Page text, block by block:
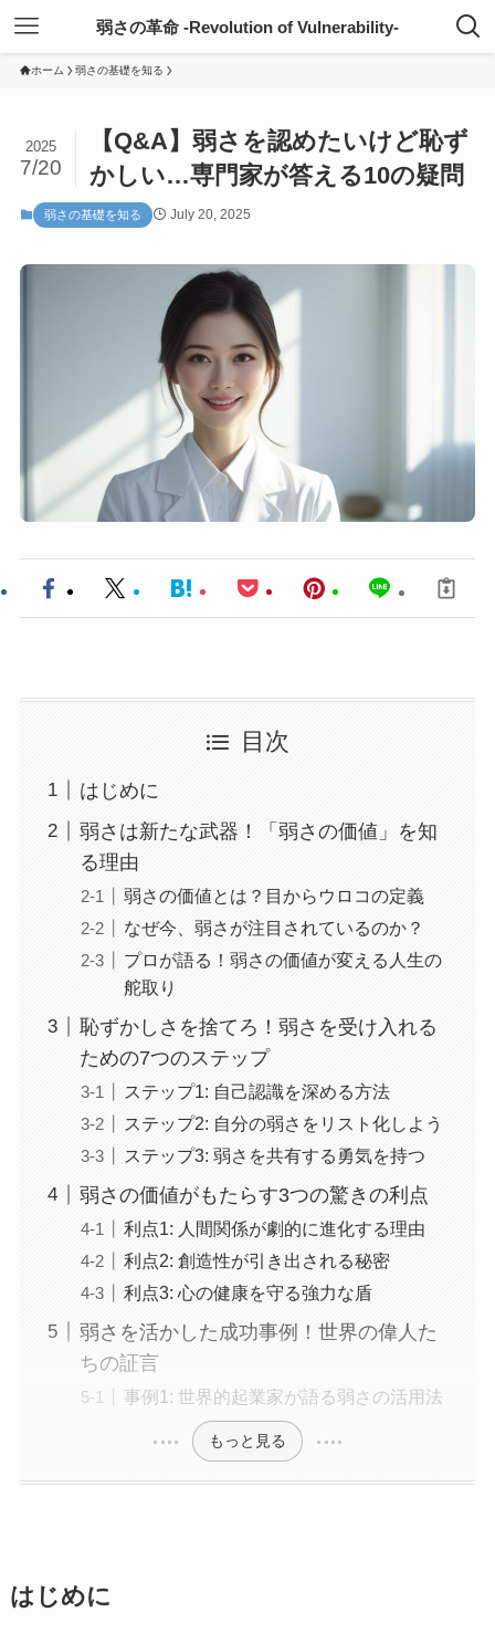
弱さの革命 -Revolution of Vulnerability-
ホーム 弱さの基礎を知る
【Q&A】弱さを認めたいけど恥ず
かしい…専門家が答える10の疑問
2025
7/20
弱さの基礎を知る July 20, 2025
目次
はじめに
弱さは新たな武器！「弱さの価値」を知
る理由
弱さの価値とは？目からウロコの定義
なぜ今、弱さが注目されているのか？
プロが語る！弱さの価値が変える人生の
舵取り
恥ずかしさを捨てろ！弱さを受け入れる
ための7つのステップ
ステップ1: 自己認識を深める方法
ステップ2: 自分の弱さをリスト化しよう
ステップ3: 弱さを共有する勇気を持つ
弱さの価値がもたらす3つの驚きの利点
利点1: 人間関係が劇的に進化する理由
利点2: 創造性が引き出される秘密
利点3: 心の健康を守る強力な盾
弱さを活かした成功事例！世界の偉人た
ちの証言
事例1: 世界的起業家が語る弱さの活用法
もっと見る
はじめに